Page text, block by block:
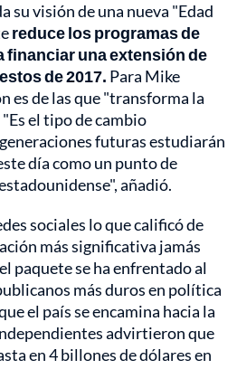
su visión de una nueva "Edad
reduce los programas de
financiar una extensión de
de 2017. Para Mike
es de las que "transforma la
el tipo de cambio
futuras estudiarán
día como un punto de
añadió.
sociales lo que calificó de
más significativa jamás
paquete se ha enfrentado al
más duros en política
el país se encamina hacia la
advirtieron que
en 4 billones de dólares en